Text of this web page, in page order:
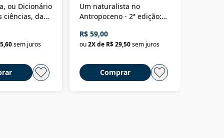
ou Dicionário
ciências, das
sem juros
Um naturalista no
Antropoceno - 2ª edição:
selvagem
R$ 59,00
ou2X de R$ 29,50sem juros
Comprar